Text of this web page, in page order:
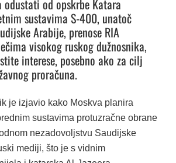
odustati od opskrbe Katara
sustavima S-400, unatoč
Arabije, prenose RIA
visokog ruskog dužnosnika,
interese, posebno ako za cilj
proračuna.
je izjavio kako Moskva planira
sustavima protuzračne obrane
nezadovoljstvu Saudijske
mediji, što je s vidnim